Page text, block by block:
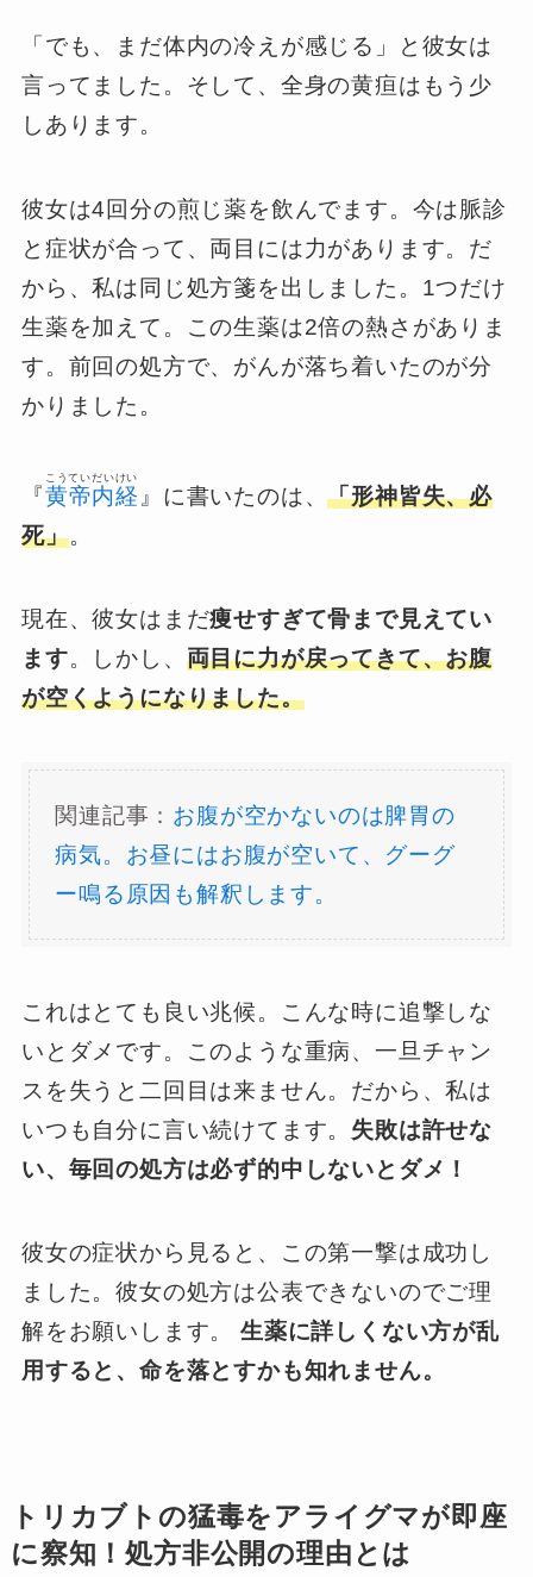
「でも、まだ体内の冷えが感じる」と彼女は
言ってました。そして、全身の黄疸はもう少
しあります。
彼女は4回分の煎じ薬を飲んでます。今は脈診
と症状が合って、両目には力があります。だ
から、私は同じ処方箋を出しました。1つだけ
生薬を加えて。この生薬は2倍の熱さがありま
す。前回の処方で、がんが落ち着いたのが分
かりました。
『黄帝内経
こうていだいけい
』に書いたのは、「形神皆失、必
死」。
現在、彼女はまだ痩せすぎて骨まで見えてい
ます。しかし、 両目に力が戻ってきて、お腹
が空くようになりました。
関連記事： お腹が空かないのは脾胃の
病気。お昼にはお腹が空いて、グーグ
ー鳴る原因も解釈します。
これはとても良い兆候。こんな時に追撃しな
いとダメです。このような重病、一旦チャン
スを失うと二回目は来ません。だから、私は
いつも自分に言い続けてます。 失敗は許せな
い、毎回の処方は必ず的中しないとダメ！
彼女の症状から見ると、この第一撃は成功し
ました。彼女の処方は公表できないのでご理
解をお願いします。 生薬に詳しくない方が乱
用すると、命を落とすかも知れません。
トリカブトの猛毒をアライグマが即座
に察知！処方非公開の理由とは